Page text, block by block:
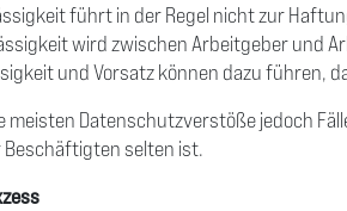
führt in der Regel nicht zur
wird zwischen Arbeitgeber und
und Vorsatz können dazu führen,
meisten Datenschutzverstöße jedoch
selten ist.